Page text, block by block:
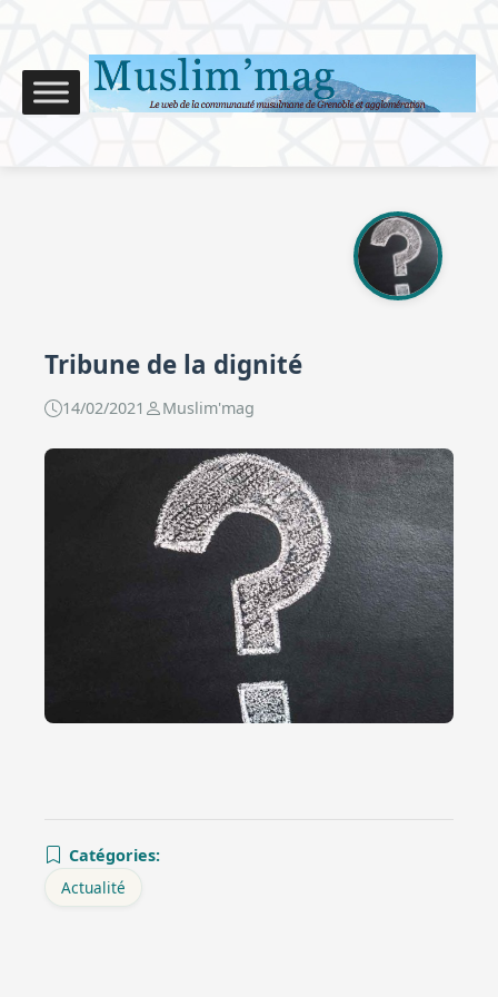
Tribune de la dignité
14/02/2021 Muslim'mag
Catégories:
Actualité